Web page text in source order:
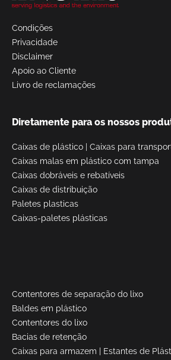
Condições
Privacidade
Disclaimer
Apoio ao Cliente
Livro de reclamações
Diretamente para os nossos
Caixas de plástico
Caixas para
Caixas malas em plástico com tampa
Caixas dobráveis e rebatíveis
Caixas de distribuição
Paletes plasticas
Caixas-paletes plásticas
Contentores de separação do lixo
Baldes em plástico
Contentores do lixo
Bacias de retenção
Caixas para armazem
Estantes de